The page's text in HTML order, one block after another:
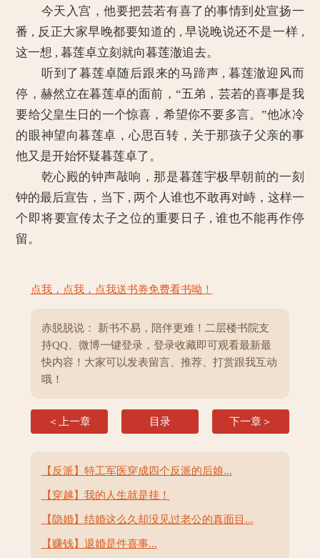
今天入宫，他要把芸若有喜了的事情到处宣扬一
番 , 反正大家早晚都要知道的 , 早说晚说还不是一样 ,
这一想 , 暮莲卓立刻就向暮莲澈追去。
听到了暮莲卓随后跟来的马蹄声 , 暮莲澈迎风而
停，赫然立在暮莲卓的面前，“五弟，芸若的喜事是我
要给父皇生日的一个惊喜，希望你不要多言。”他冰冷
的眼神望向暮莲卓，心思百转，关于那孩子父亲的事
他又是开始怀疑暮莲卓了。
乾心殿的钟声敲响，那是暮莲宇极早朝前的一刻
钟的最后宣告，当下 , 两个人谁也不敢再对峙，这样一
个即将要宣传太子之位的重要日子 , 谁也不能再作停
留。
点我，点我，点我送书券免费看书呦！
赤脱脱说： 新书不易，陪伴更难！二层楼书院支
持QQ、微博一键登录，登录收藏即可观看最新最
快内容！大家可以发表留言、推荐、打赏跟我互动
哦！
＜上一章 目录 下一章＞
【反派】特工军医穿成四个反派的后娘...
【穿越】我的人生就是挂！
【隐婚】结婚这么久却没见过老公的真面目...
【赚钱】退婚是件喜事...